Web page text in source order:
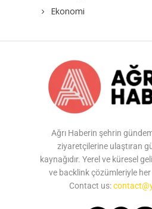
Ekonomi
Ağrı Haberin şehrin
ziyaretçilerine ulaştıran
kaynağıdır. Yerel ve küresel
ve backlink çözümleriyle her
Contact us: